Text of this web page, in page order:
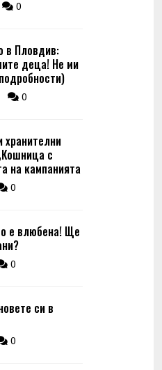
0
в Пловдив:
деца! Не ми
0
хранителни
с
на кампанията
0
е влюбена! Ще
0
си в
0